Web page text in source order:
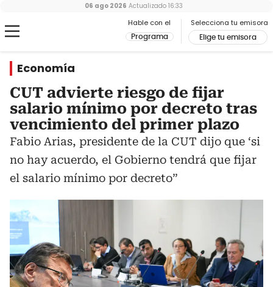
Hable con el
Programa
Selecciona tu emisora
Elige tu emisora
06 ago 2026 Actualizado 16:33
Economía
CUT advierte riesgo de fijar
salario mínimo por decreto tras
vencimiento del primer plazo
Fabio Arias, presidente de la CUT dijo que ‘si
no hay acuerdo, el Gobierno tendrá que fijar
el salario mínimo por decreto”